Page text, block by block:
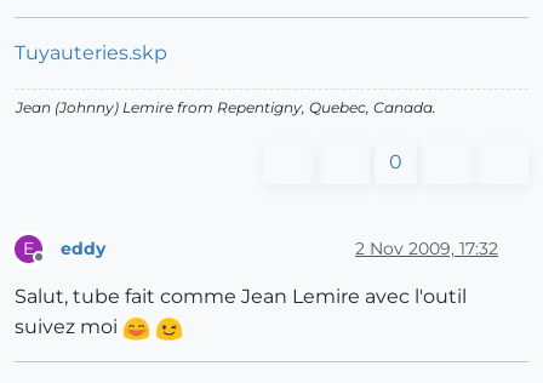
Tuyauteries.skp
Jean (Johnny) Lemire from Repentigny, Quebec, Canada.
0
E eddy 2 Nov 2009, 17:32
Salut, tube fait comme Jean Lemire avec l'outil
suivez moi